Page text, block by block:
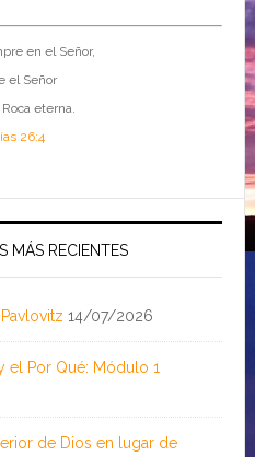
en el Señor,
el Señor
eterna.
26:4
MÁS RECIENTES
14/07/2026
el Por Qué: Módulo 1
de Dios en lugar de